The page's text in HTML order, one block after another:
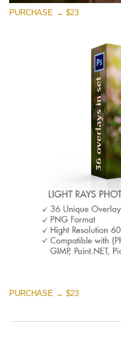
PURCHASE → $23
PURCHASE → $23